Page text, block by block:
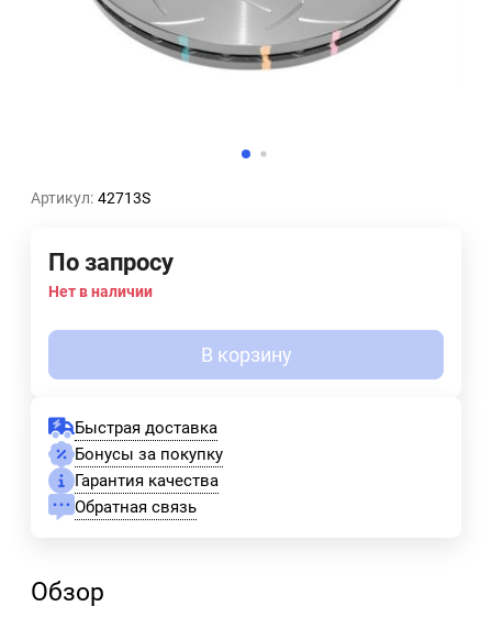
Артикул: 42713S
По запросу
Нет в наличии
В корзину
Быстрая доставка
Бонусы за покупку
Гарантия качества
Обратная связь
Обзор